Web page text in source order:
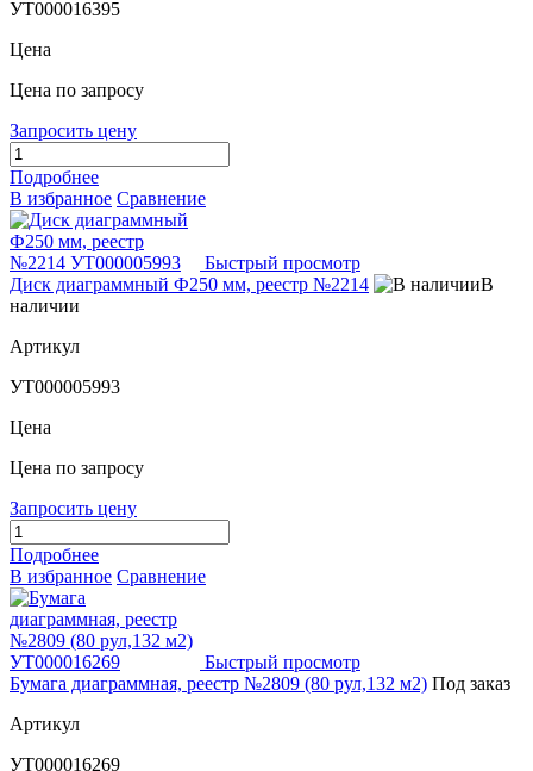
УТ000016395
Цена
Цена по запросу
Запросить цену
Подробнее
В избранное Сравнение
Быстрый просмотр
Диск диаграммный Ф250 мм, реестр №2214
В
наличии
Артикул
УТ000005993
Цена
Цена по запросу
Запросить цену
Подробнее
В избранное Сравнение
Быстрый просмотр
Бумага диаграммная, реестр №2809 (80 рул,132 м2) Под заказ
Артикул
УТ000016269